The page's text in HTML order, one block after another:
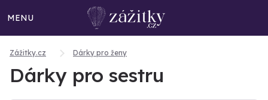
MENU
Zážitky.cz Dárky pro ženy
Dárky pro sestru